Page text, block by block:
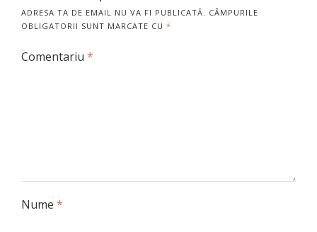
ADRESA TA DE EMAIL NU VA FI PUBLICATĂ.
CÂMPURILE
OBLIGATORII SUNT MARCATE CU *
Comentariu *
Nume *